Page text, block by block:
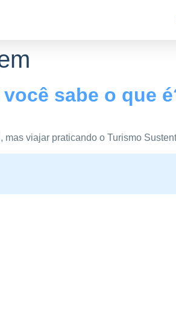
sabe o que
viajar praticando o Turismo